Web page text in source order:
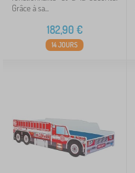
Grâce à sa...
182,90 €
14 JOURS